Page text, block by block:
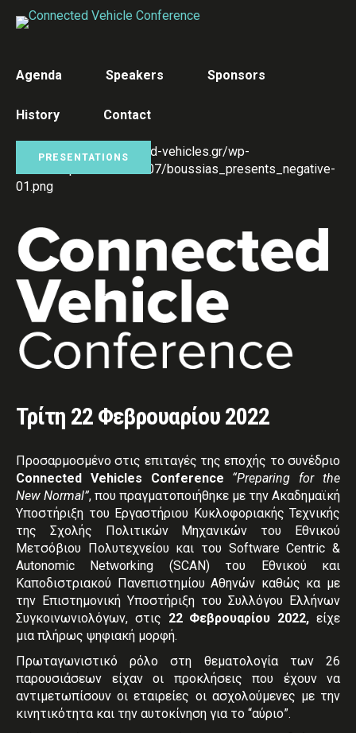
Agenda Speakers Sponsors
History Contact
PRESENTATIONS
Τρίτη 22 Φεβρουαρίου 2022
Προσαρμοσμένο στις επιταγές της εποχής το συνέδριο
Connected Vehicles Conference “Preparing for the
New Normal”, που πραγματοποιήθηκε με την Ακαδημαϊκή
Υποστήριξη του Εργαστήριου Κυκλοφοριακής Τεχνικής
της Σχολής Πολιτικών Μηχανικών του Εθνικού
Μετσόβιου Πολυτεχνείου και του Software Centric &
Autonomic Networking (SCAN) του Εθνικού και
Καποδιστριακού Πανεπιστημίου Αθηνών καθώς κα με
την Επιστημονική Υποστήριξη του Συλλόγου Ελλήνων
Συγκοινωνιολόγων, στις 22 Φεβρουαρίου 2022,είχε
μια πλήρως ψηφιακή μορφή.
Πρωταγωνιστικό ρόλο στη θεματολογία των 26
παρουσιάσεων είχαν οι προκλήσεις που έχουν να
αντιμετωπίσουν οι εταιρείες οι ασχολούμενες με την
κινητικότητα και την αυτοκίνηση για το “αύριο”.